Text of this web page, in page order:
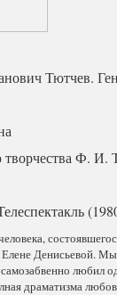
Тютчев.
Ф. И.
Денисьевой. Мы
любил
драматизма